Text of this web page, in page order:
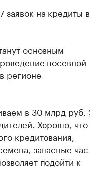
заявок на кредиты в
основным
посевной
регионе
в 30 млрд руб.
Хорошо, что
кредитования,
запасные
подойти к